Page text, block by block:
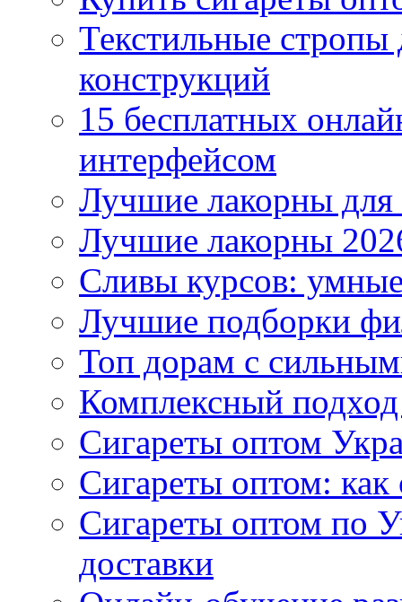
Текстильные
конструкций
15 бесплатных
интерфейсом
Лучшие лакорны для
Лучшие лакорны
Сливы курсов:
Лучшие подборки
Топ дорам с
Комплексный
Сигареты оптом
Сигареты оптом: как
Сигареты оптом по
доставки